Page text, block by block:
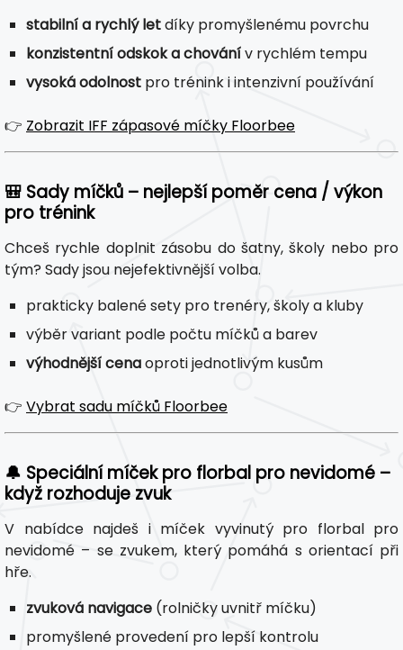
stabilní a rychlý letdíky promyšlenému povrchu
konzistentní odskok a chovánív rychlém tempu
vysoká odolnost pro trénink i intenzivní používání
👉 Zobrazit IFF zápasové míčky Floorbee
🎒 Sady míčků – nejlepší poměr cena / výkon
pro trénink
Chceš rychle doplnit zásobu do šatny, školy nebo pro
tým? Sady jsou nejefektivnější volba.
prakticky balené sety pro trenéry, školy a kluby
výběr variant podle počtu míčků a barev
výhodnější cenaoproti jednotlivým kusům
👉 Vybrat sadu míčků Floorbee
🔔 Speciální míček pro florbal pro nevidomé –
když rozhoduje zvuk
V nabídce najdeš i míček vyvinutý pro florbal pro
nevidomé – se zvukem, který pomáhá s orientací při
hře.
zvuková navigace (rolničky uvnitř míčku)
promyšlené provedení pro lepší kontrolu